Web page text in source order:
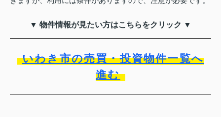
▼ 物件情報が見たい方はこちらをクリック ▼
いわき市の売買・投資物件一覧へ
進む